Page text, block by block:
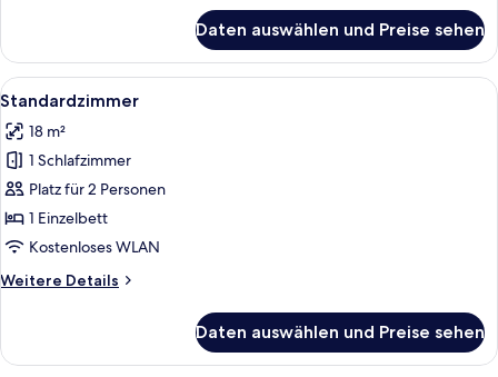
1
Queen-
Bett,
Daten auswählen und Preise sehen
Alle
Fotos
für
Standardzimmer
anzeigen
4
Standardzimmer
18 m²
1 Schlafzimmer
Platz für 2 Personen
1 Einzelbett
Kostenloses WLAN
Weitere Details
Weitere
Daten auswählen und Preise sehen